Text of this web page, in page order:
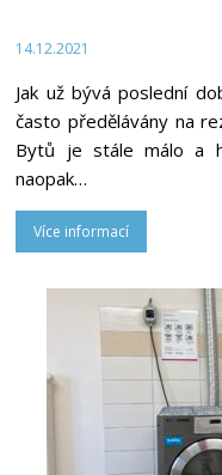
14.12.2021
Jak už bývá poslední
často předělávány na
Bytů je stále málo a
naopak…
Více informací